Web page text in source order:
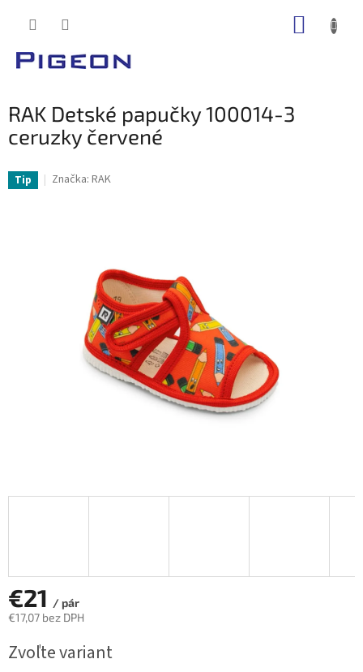
RAK Detské papučky 100014-3
ceruzky červené
Tip Značka: RAK
€21 / pár
€17,07 bez DPH
cena:
Zvoľte variant